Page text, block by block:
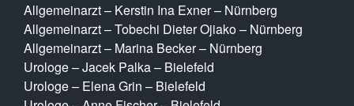
Allgemeinarzt – Kerstin Ina Exner – Nürnberg
Allgemeinarzt – Tobechi Dieter Ojiako – Nürnberg
Allgemeinarzt – Marina Becker – Nürnberg
Urologe – Jacek Palka – Bielefeld
Urologe – Elena Grin – Bielefeld